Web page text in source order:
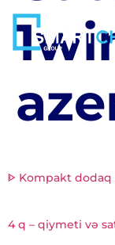
ᐈ Kompakt dodaq
4 q – qiymeti və